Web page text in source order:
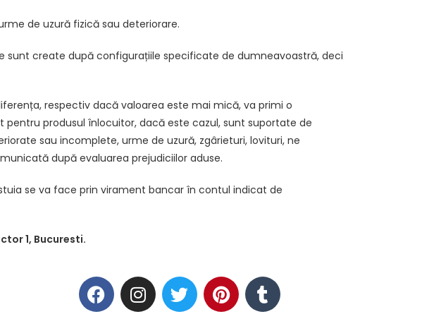
de uzură fizică sau deteriorare.
sunt create după configurațiile specificate de dumneavoastră, deci
respectiv dacă valoarea este mai mică, va primi o
produsul înlocuitor, dacă este cazul, sunt suportate de
sau incomplete, urme de uzură, zgârieturi, lovituri, ne
după evaluarea prejudiciilor aduse.
se va face prin virament bancar în contul indicat de
1, Bucuresti.